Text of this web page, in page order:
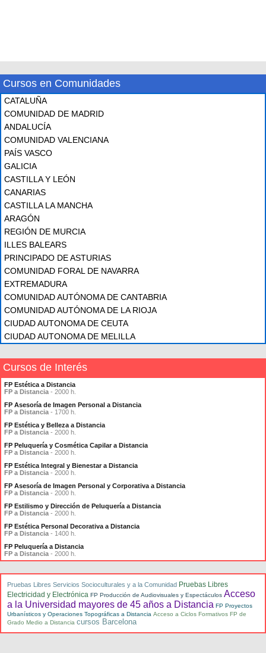
Cursos en Comunidades
CATALUÑA
COMUNIDAD DE MADRID
ANDALUCÍA
COMUNIDAD VALENCIANA
PAÍS VASCO
GALICIA
CASTILLA Y LEÓN
CANARIAS
CASTILLA LA MANCHA
ARAGÓN
REGIÓN DE MURCIA
ILLES BALEARS
PRINCIPADO DE ASTURIAS
COMUNIDAD FORAL DE NAVARRA
EXTREMADURA
COMUNIDAD AUTÓNOMA DE CANTABRIA
COMUNIDAD AUTÓNOMA DE LA RIOJA
CIUDAD AUTONOMA DE CEUTA
CIUDAD AUTONOMA DE MELILLA
Cursos de Interés
FP Estética a Distancia
FP a Distancia - 2000 h.
FP Asesoría de Imagen Personal a Distancia
FP a Distancia - 1700 h.
FP Estética y Belleza a Distancia
FP a Distancia - 2000 h.
FP Peluquería y Cosmética Capilar a Distancia
FP a Distancia - 2000 h.
FP Estética Integral y Bienestar a Distancia
FP a Distancia - 2000 h.
FP Asesoría de Imagen Personal y Corporativa a Distancia
FP a Distancia - 2000 h.
FP Estilismo y Dirección de Peluquería a Distancia
FP a Distancia - 2000 h.
FP Estética Personal Decorativa a Distancia
FP a Distancia - 1400 h.
FP Peluquería a Distancia
FP a Distancia - 2000 h.
Pruebas Libres Servicios Socioculturales y a la Comunidad Pruebas Libres
Electricidad y Electrónica FP Producción de Audiovisuales y Espectáculos Acceso
a la Universidad mayores de 45 años a Distancia FP Proyectos
Urbanísticos y Operaciones Topográficas a Distancia Acceso a Ciclos Formativos FP de
Grado Medio a Distancia cursos Barcelona